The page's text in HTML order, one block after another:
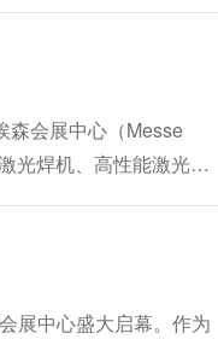
森会展中心（Messe